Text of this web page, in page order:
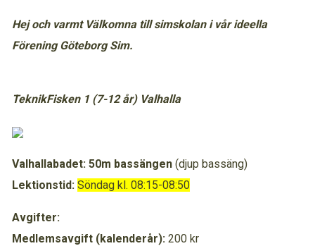
Hej och varmt Välkomna till simskolan i vår ideella
Förening Göteborg Sim.
TeknikFisken 1 (7-12 år) Valhalla
Valhallabadet: 50m bassängen (djup bassäng)
Lektionstid: Söndag kl. 08:15-08:50
Avgifter:
Medlemsavgift (kalenderår): 200 kr